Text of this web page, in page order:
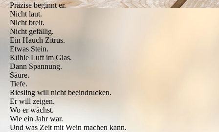
Präzise beginnt er.
Nicht laut.
Nicht breit.
Nicht gefällig.
Ein Hauch Zitrus.
Etwas Stein.
Kühle Luft im Glas.
Dann Spannung.
Säure.
Tiefe.
Riesling will nicht beeindrucken.
Er will zeigen.
Wo er wächst.
Wie ein Jahr war.
Und was Zeit mit Wein machen kann.